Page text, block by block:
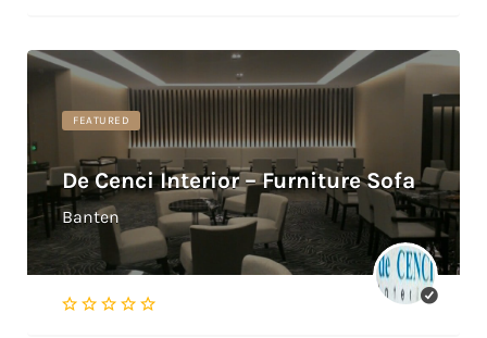
FEATURED
De Cenci Interior – Furniture Sofa
Banten